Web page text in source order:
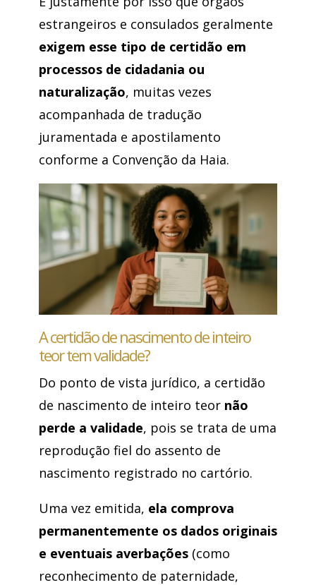
estrangeiros e consulados geralmente
exigem esse tipo de certidão em
processos de cidadania ou
naturalização, muitas vezes
acompanhada de tradução
juramentada e apostilamento
conforme a Convenção da Haia.
A certidão de nascimento de inteiro
teor tem validade?
Do ponto de vista jurídico, a certidão
de nascimento de inteiro teor não
perde a validade, pois se trata de uma
reprodução fiel do assento de
nascimento registrado no cartório.
Uma vez emitida, ela comprova
permanentemente os dados originais
e eventuais averbações(como
reconhecimento de paternidade,